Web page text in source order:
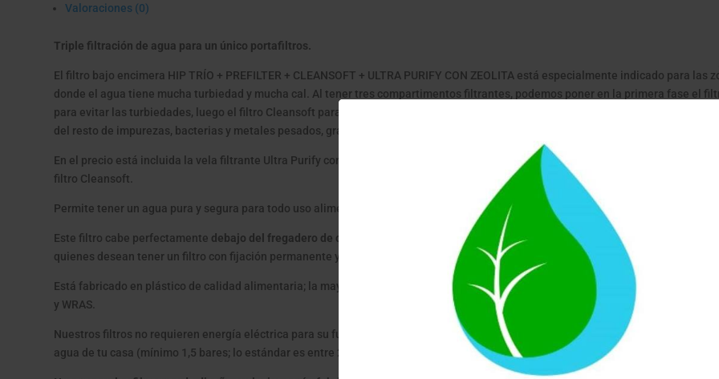
Valoraciones (0)
Triple filtración de agua para un único portafiltros.
El filtro bajo encimera HIP TRÍO + PREFILTER + CLEANSOFT + ULTRA PURIFY CON ZEOLITA está especialmente indicado para las
donde el agua tiene mucha turbiedad y mucha cal. Al tener tres compartimentos filtrantes, podemos poner en la primera fase el
para evitar las turbiedades, luego el filtro Cleansoft para reducir la cal, llegando así a la tercera fase del filtro de agua, lista para
del resto de impurezas, bacterias y metales pesados, gracias al filtro Ultra Purify con Zeolita.
En el precio está incluida la vela filtrante Ultra Purify con Zeolita, 100% ecológica, válida para los próximos 12 meses y 1 filtro
filtro Cleansoft.
Permite tener un agua pura y segura para todo uso alimentario: para beber, cocinar, lavado de frutas y verduras.
Este filtro cabe perfectamente debajo del fregadero de casa y ofrecerá agua filtrada a razón de 300 litros por hora
. Es muy
quienes desean tener un filtro con fijación permanente y discreto en su cocina, pues el filtro queda oculto bajo la encimera.
Está fabricado en plástico de calidad alimentaria; la mayor calidad según las exigencias de la Union Europea y con las
y WRAS.
Nuestros filtros no requieren energía eléctrica para su funcionamiento, trabajan gracias a los bares de presion que tienes en el
agua de tu casa (mínimo 1,5 bares; lo estándar es entre 2,5 y 5 bares)